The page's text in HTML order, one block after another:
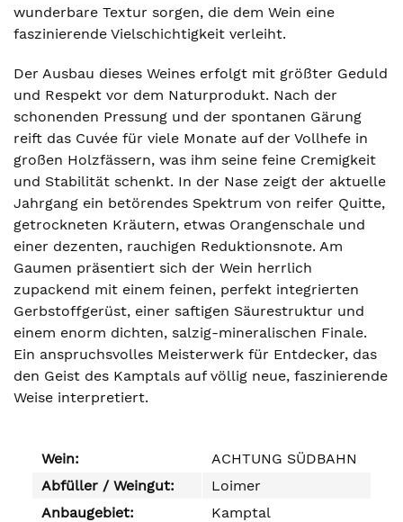
wunderbare Textur sorgen, die dem Wein eine
faszinierende Vielschichtigkeit verleiht.
Der Ausbau dieses Weines erfolgt mit größter Geduld
und Respekt vor dem Naturprodukt. Nach der
schonenden Pressung und der spontanen Gärung
reift das Cuvée für viele Monate auf der Vollhefe in
großen Holzfässern, was ihm seine feine Cremigkeit
und Stabilität schenkt. In der Nase zeigt der aktuelle
Jahrgang ein betörendes Spektrum von reifer Quitte,
getrockneten Kräutern, etwas Orangenschale und
einer dezenten, rauchigen Reduktionsnote. Am
Gaumen präsentiert sich der Wein herrlich
zupackend mit einem feinen, perfekt integrierten
Gerbstoffgerüst, einer saftigen Säurestruktur und
einem enorm dichten, salzig-mineralischen Finale.
Ein anspruchsvolles Meisterwerk für Entdecker, das
den Geist des Kamptals auf völlig neue, faszinierende
Weise interpretiert.
Wein:
ACHTUNG SÜDBAHN
Abfüller / Weingut:
Loimer
Anbaugebiet:
Kamptal